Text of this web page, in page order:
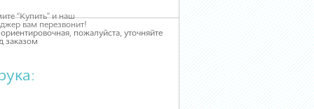
“Купить” и наш
вам перезвонит!
пожалуйста, уточняйте
заказом